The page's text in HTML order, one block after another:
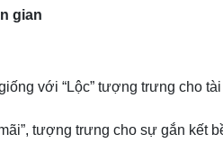
gian
với “Lộc” tượng trưng cho
tượng trưng cho sự gắn kết